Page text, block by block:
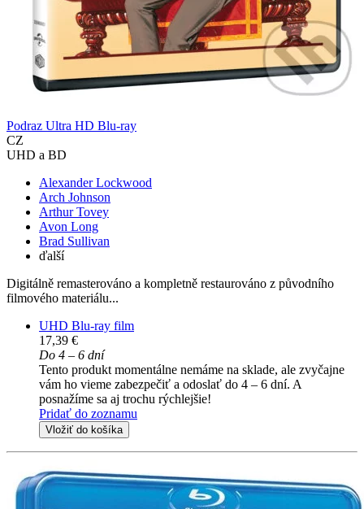
Podraz Ultra HD Blu-ray
CZ
UHD a BD
Alexander Lockwood
Arch Johnson
Arthur Tovey
Avon Long
Brad Sullivan
ďalší
Digitálně remasterováno a kompletně restaurováno z původního
filmového materiálu...
UHD Blu-ray film
17,39 €
Do 4 – 6 dní
Tento produkt momentálne nemáme na sklade, ale zvyčajne
vám ho vieme zabezpečiť a odoslať do 4 – 6 dní. A
posnažíme sa aj trochu rýchlejšie!
Pridať do zoznamu
Vložiť do košíka